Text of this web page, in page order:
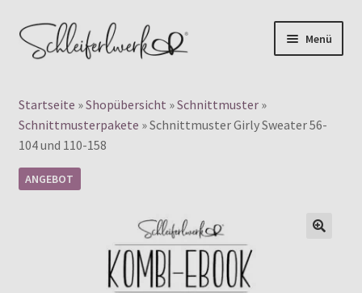
Zur
Navigation
Zum
Inhalt
Menü
👤 Mein Konto
Digitale Schnittmuster
Startseite »Shopübersicht »Schnittmuster»
Schnittmusterpakete »Schnittmuster Girly Sweater 56-
104 und 110-158
ANGEBOT